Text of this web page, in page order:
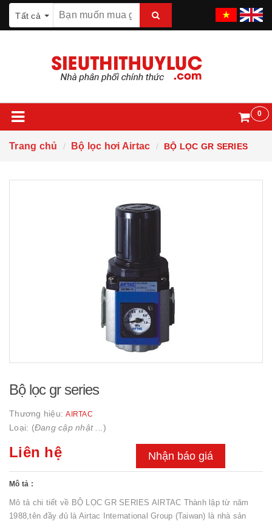
Tất cả
0
Trang chủ Bộ lọc hơi Airtac BỘ LỌC GR SERIES
Bộ lọc gr series
Thương hiệu:AIRTAC
Loại: (Đang cập nhật ... )
Liên hệ Nhận báo giá
Mô tả :
Mô tả chi tiết về BỘ LỌC GR SERIES AIRTAC Thành lập từ năm
1988,tên đầy đủ là Airtac International Group (Taiwan) là nhà sản